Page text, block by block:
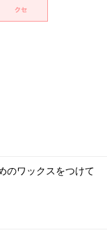
のワックスをつけて